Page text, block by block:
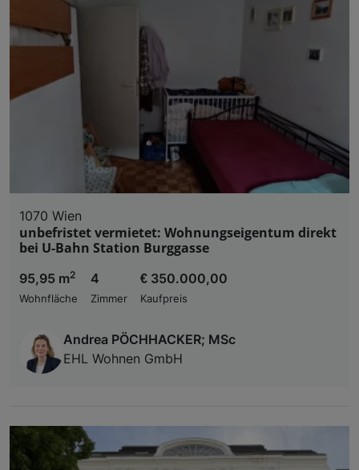
1070 Wien
unbefristet vermietet: Wohnungseigentum direkt
bei U-Bahn Station Burggasse
95,95 m2
Wohnfläche
4
Zimmer
€ 350.000,00
Kaufpreis
Andrea PÖCHHACKER; MSc
EHL Wohnen GmbH